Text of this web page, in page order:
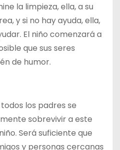
la limpieza, ella, a su
y si no hay ayuda, ella,
El niño comenzará a
que sus seres
de humor.
los padres se
sobrevivir a este
Será suficiente que
y personas cercanas